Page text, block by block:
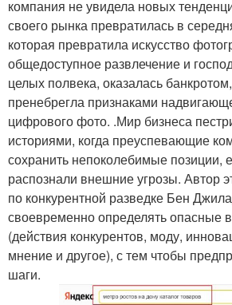
компания не увидела новых
своего рынка превратилась в
которая превратила искусство
общедоступное развлечение и
целых полвека, оказалась
пренебрегла признаками
цифрового фото. .Мир бизнеса
историями, когда преуспевающие
сохранить непоколебимые позиции,
распознали внешние угрозы. Автор
по конкурентной разведке Бен
своевременно определять опасные
(действия конкурентов, моду,
мнение и другое), с тем чтобы
шаги.